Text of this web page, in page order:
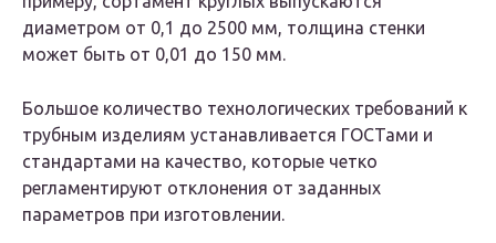
диаметром от 0,1 до 2500 мм, толщина стенки
может быть от 0,01 до 150 мм.
Большое количество технологических требований к
трубным изделиям устанавливается ГОСТами и
стандартами на качество, которые четко
регламентируют отклонения от заданных
параметров при изготовлении.